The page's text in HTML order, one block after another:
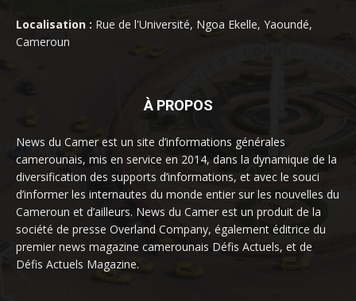
Localisation : Rue de l'Université, Ngoa Ekelle, Yaoundé,
Cameroun
À PROPOS
News du Camer est un site d’informations générales
camerounais, mis en service en 2014, dans la dynamique de la
diversification des supports d’informations, et avec le souci
d’informer les internautes du monde entier sur les nouvelles du
Cameroun et d’ailleurs. News du Camer est un produit de la
société de presse Overland Company, également éditrice du
premier news magazine camerounais Défis Actuels, et de
Défis Actuels Magazine.